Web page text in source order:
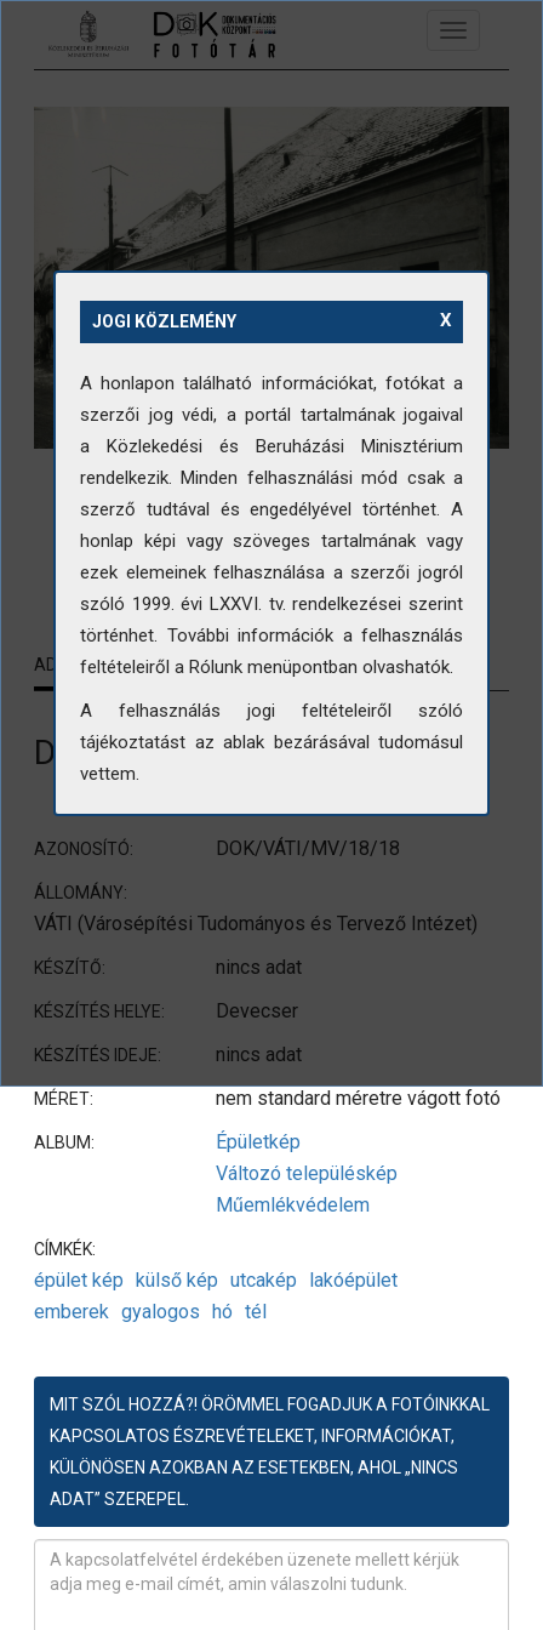
Ugrás a tartalomra
Toggle
navigation
LETÖLTÉS
ADATLAP KAPCSOLÓDÓ TARTALMAK
Devecser. Bem utca 3.
AZONOSÍTÓ: DOK/VÁTI/MV/18/18
ÁLLOMÁNY:
VÁTI (Városépítési Tudományos és Tervező Intézet)
KÉSZÍTŐ: nincs adat
KÉSZÍTÉS HELYE: Devecser
KÉSZÍTÉS IDEJE: nincs adat
MÉRET: nem standard méretre vágott fotó
ALBUM:
Épületkép
Változó településkép
Műemlékvédelem
CÍMKÉK:
épület kép külső kép utcakép
lakóépület
emberek gyalogos hó tél
MIT SZÓL HOZZÁ?! ÖRÖMMEL FOGADJUK A FOTÓINKKAL
KAPCSOLATOS ÉSZREVÉTELEKET, INFORMÁCIÓKAT,
KÜLÖNÖSEN AZOKBAN AZ ESETEKBEN, AHOL „NINCS
ADAT” SZEREPEL.
X
JOGI KÖZLEMÉNY
A honlapon található információkat, fotókat a
szerzői jog védi, a portál tartalmának jogaival
a Közlekedési és Beruházási Minisztérium
rendelkezik. Minden felhasználási mód csak a
szerző tudtával és engedélyével történhet. A
honlap képi vagy szöveges tartalmának vagy
ezek elemeinek felhasználása a szerzői jogról
szóló 1999. évi LXXVI. tv. rendelkezései szerint
történhet. További információk a felhasználás
feltételeiről a Rólunk menüpontban olvashatók.
A felhasználás jogi feltételeiről szóló
tájékoztatást az ablak bezárásával tudomásul
vettem.